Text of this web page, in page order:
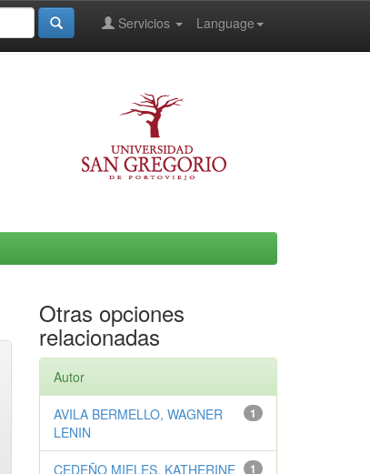
Language
Servicios
Otras opciones
relacionadas
Autor
1
AVILA BERMELLO, WAGNER
LENIN
1
CEDEÑO MIELES, KATHERINE